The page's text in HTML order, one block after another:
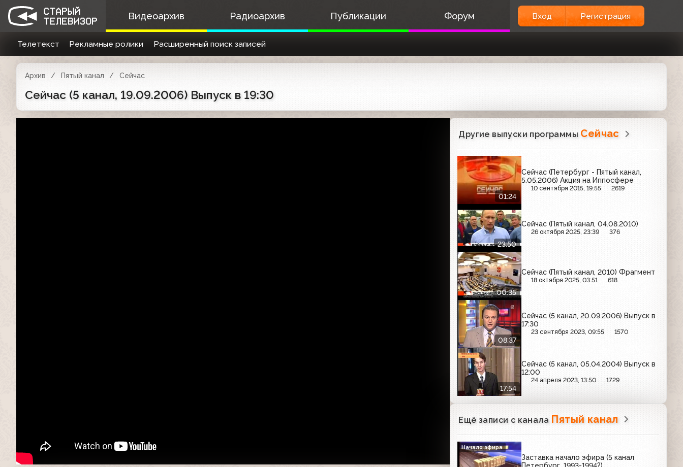
Видеоархив Радиоархив Публикации Форум Вход Регистрация
Телетекст Рекламные ролики Расширенный поиск записей
Архив Пятый канал Сейчас
Сейчас (5 канал, 19.09.2006) Выпуск в 19:30
Другие выпуски программы Сейчас
01:24
Сейчас (Петербург - Пятый канал,
5.05.2006) Акция на Иппосфере
10 сентября 2015, 19:55 2619
23:50
Сейчас (Пятый канал, 04.08.2010)
26 октября 2025, 23:39 376
00:35
Сейчас (Пятый канал, 2010) Фрагмент
18 октября 2025, 03:51 618
08:37
Сейчас (5 канал, 20.09.2006) Выпуск в
17:30
23 сентября 2023, 09:55 1570
17:54
Сейчас (5 канал, 05.04.2004) Выпуск в
12:00
24 апреля 2023, 13:50 1729
Ещё записи с канала Пятый канал
Заставка начало эфира (5 канал
Начало эфира